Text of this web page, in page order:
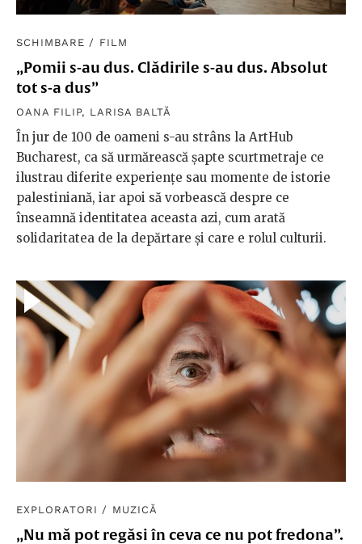
SCHIMBARE / FILM
„Pomii s-au dus. Clădirile s-au dus. Absolut
tot s-a dus”
OANA FILIP, LARISA BALTĂ
În jur de 100 de oameni s-au strâns la ArtHub
Bucharest, ca să urmărească șapte scurtmetraje ce
ilustrau diferite experiențe sau momente de istorie
palestiniană, iar apoi să vorbească despre ce
înseamnă identitatea aceasta azi, cum arată
solidaritatea de la depărtare și care e rolul culturii.
EXPLORATORI / MUZICĂ
„Nu mă pot regăsi în ceva ce nu pot fredona”.